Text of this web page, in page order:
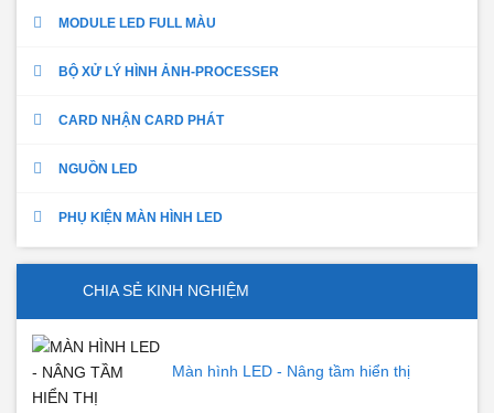
MODULE LED FULL MÀU
BỘ XỬ LÝ HÌNH ẢNH-PROCESSER
CARD NHẬN CARD PHÁT
NGUỒN LED
PHỤ KIỆN MÀN HÌNH LED
CHIA SẺ KINH NGHIỆM
Màn hình LED - Nâng tầm hiển thị